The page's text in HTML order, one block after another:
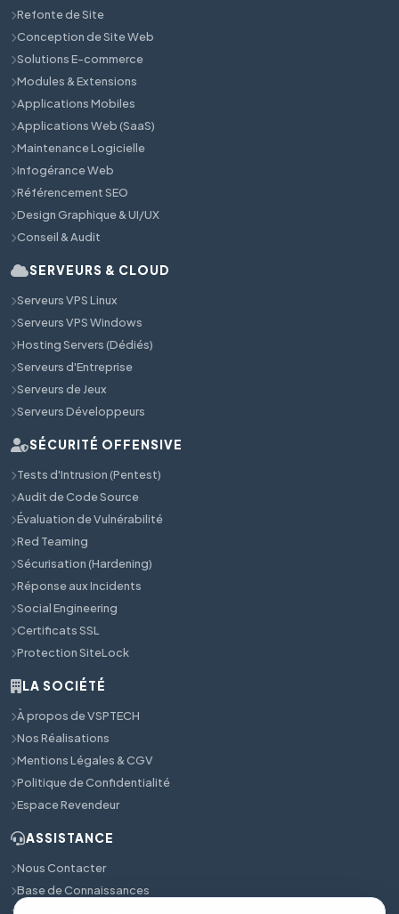
Refonte de Site
Conception de Site Web
Solutions E-commerce
Modules & Extensions
Applications Mobiles
Applications Web (SaaS)
Maintenance Logicielle
Infogérance Web
Référencement SEO
Design Graphique & UI/UX
Conseil & Audit
SERVEURS & CLOUD
Serveurs VPS Linux
Serveurs VPS Windows
Hosting Servers (Dédiés)
Serveurs d'Entreprise
Serveurs de Jeux
Serveurs Développeurs
SÉCURITÉ OFFENSIVE
Tests d'Intrusion (Pentest)
Audit de Code Source
Évaluation de Vulnérabilité
Red Teaming
Sécurisation (Hardening)
Réponse aux Incidents
Social Engineering
Certificats SSL
Protection SiteLock
LA SOCIÉTÉ
À propos de VSPTECH
Nos Réalisations
Mentions Légales & CGV
Politique de Confidentialité
Espace Revendeur
ASSISTANCE
Nous Contacter
Base de Connaissances